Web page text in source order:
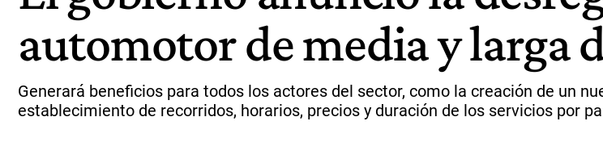
automotor de media y larga
Generará beneficios para todos los actores del sector, como la creación de un
establecimiento de recorridos, horarios, precios y duración de los servicios por